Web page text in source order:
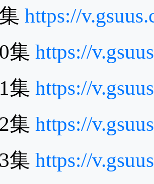
https://
集 https://
集 https://
集 https://
集 https://